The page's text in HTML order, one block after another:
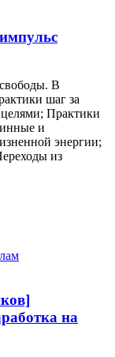
В
шаг за
Практики
и
энергии;
из
на